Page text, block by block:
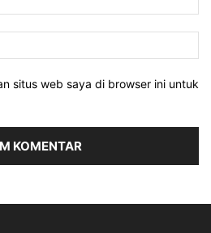
situs web saya di browser ini untuk